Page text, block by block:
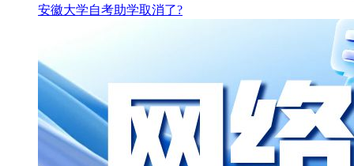
安徽大学自考助学取消了?